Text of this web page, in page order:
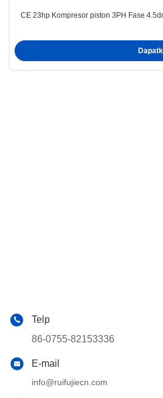
CE 23hp Kompresor piston 3PH Fase
Telp
86-0755-82153336
E-mail
info@ruifujiecn.com